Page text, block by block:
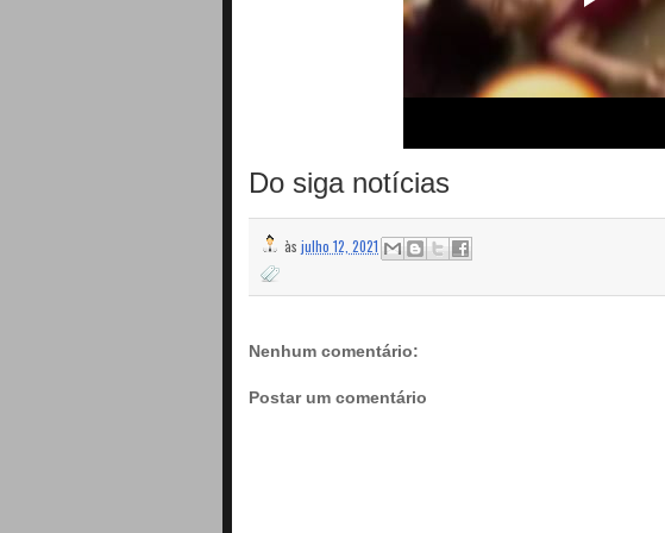
Do siga notícias
às julho 12, 2021
Nenhum comentário:
Postar um comentário